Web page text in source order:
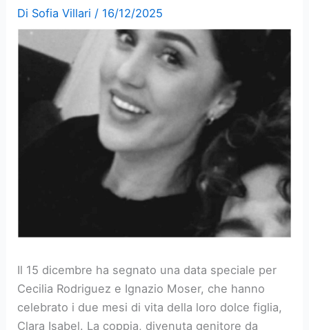
Di Sofia Villari / 16/12/2025
Il 15 dicembre ha segnato una data speciale per
Cecilia Rodriguez e Ignazio Moser, che hanno
celebrato i due mesi di vita della loro dolce figlia,
Clara Isabel. La coppia, divenuta genitore da